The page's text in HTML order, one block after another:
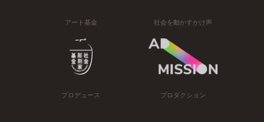
アート基金 社会を動かすかけ声
プロデュース プロダクション